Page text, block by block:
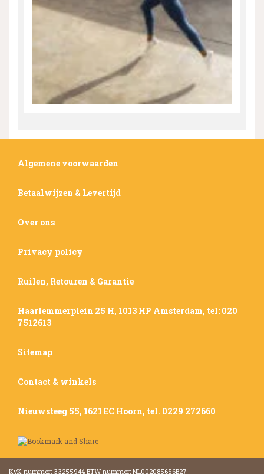
Algemene voorwaarden
Betaalwijzen & Levertijd
Over ons
Privacy policy
Ruilen, Retouren & Garantie
Haarlemmerplein 25 H, 1013 HP Amsterdam, tel: 020
7512613
Sitemap
Contact & winkels
Nieuwsteeg 55, 1621 EC Hoorn, tel. 0229 272660
KvK nummer: 33255944 BTW nummer: NL002085656B27